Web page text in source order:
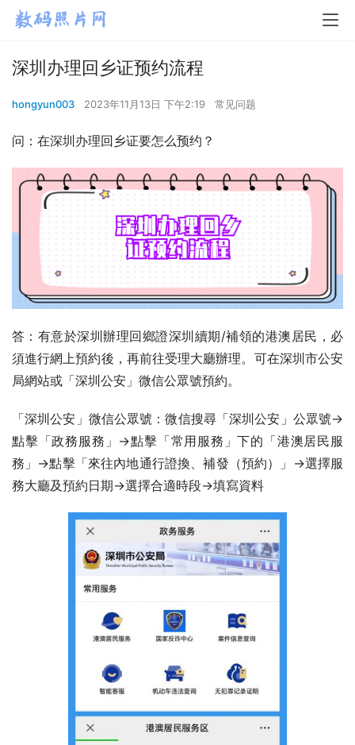
深圳办理回乡证预约流程
hongyun003 2023年11月13日 下午2:19 常见问题
问：在深圳办理回乡证要怎么预约？
答：有意於深圳辦理回鄉證深圳續期/補領的港澳居民，必
須進行網上預約後，再前往受理大廳辦理。可在深圳市公安
局網站或「深圳公安」微信公眾號預約。
「深圳公安」微信公眾號：微信搜尋「深圳公安」公眾號→
點擊「政務服務」→點擊「常用服務」下的「港澳居民服
務」→點擊「來往內地通行證換、補發（預約）」→選擇服
務大廳及預約日期→選擇合適時段→填寫資料